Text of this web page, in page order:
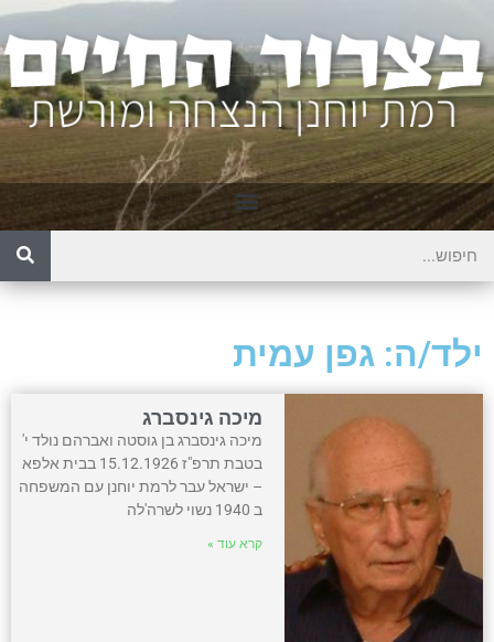
ילד/ה: גפן עמית
מיכה גינסברג
מיכה גינסברג בן גוסטה ואברהם נולד י'
בטבת תרפ"ז 15.12.1926 בבית אלפא
– ישראל עבר לרמת יוחנן עם המשפחה
ב 1940 נשוי לשרה'לה
קרא עוד »